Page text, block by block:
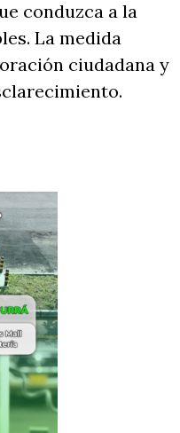
conduzca a la
La medida
ciudadana y